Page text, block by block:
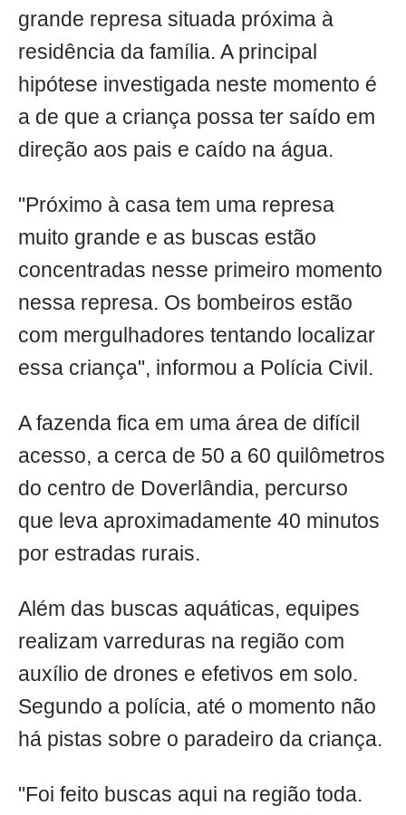
grande represa situada próxima à
residência da família. A principal
hipótese investigada neste momento é
a de que a criança possa ter saído em
direção aos pais e caído na água.
"Próximo à casa tem uma represa
muito grande e as buscas estão
concentradas nesse primeiro momento
nessa represa. Os bombeiros estão
com mergulhadores tentando localizar
essa criança", informou a Polícia Civil.
A fazenda fica em uma área de difícil
acesso, a cerca de 50 a 60 quilômetros
do centro de Doverlândia, percurso
que leva aproximadamente 40 minutos
por estradas rurais.
Além das buscas aquáticas, equipes
realizam varreduras na região com
auxílio de drones e efetivos em solo.
Segundo a polícia, até o momento não
há pistas sobre o paradeiro da criança.
"Foi feito buscas aqui na região toda.